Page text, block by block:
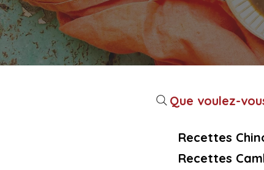
Que voulez-
Recettes
Recettes